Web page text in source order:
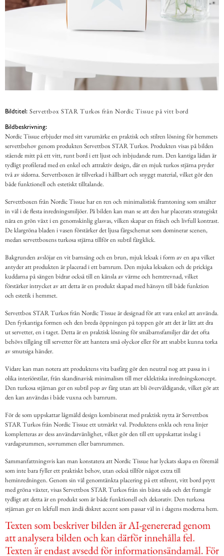
Bildtitel: Servettbox STAR Turkos från Nordic Tissue på vitt bord
Bildbeskrivning:
Nordic Tissue erbjuder med sitt varumärke en praktisk och stilren lösning för hemmets
servettbehov genom produkten Servettbox STAR Turkos. Produkten visas på bilden
stående mitt på ett vitt, runt bord i ett ljust och inbjudande rum. Den kantiga lådan är
tydligt profilerad med en enkel och attraktiv design, där en mjuk turkos stjärna pryder
två av sidorna. Servettboxen är tillverkad i hållbart och snyggt material, vilket gör den
både funktionell och estetiskt tilltalande.
Servettboxen från Nordic Tissue har en ren och minimalistisk framtoning som smälter
in väl i de flesta inredningsmiljöer. På bilden kan man se att den har placerats strategiskt
nära en grön växt i en genomskinlig glasvas, vilken skapar en fräsch och livfull kontrast.
De klargröna bladen i vasen förstärker det ljusa färgschemat som dominerar scenen,
medan servettboxens turkosa stjärna tillför en subtil färgklick.
Bakgrunden avslöjar en vit barnsäng och en brun, mjuk leksak i form av en apa vilket
antyder att produkten är placerad i ett barnrum. Den mjuka leksaken och de prickiga
kuddarna på sängen bidrar också till en känsla av värme och hemtrevnad, vilket
förstärker intrycket av att detta är en produkt skapad med hänsyn till både funktion
och estetik i hemmet.
Servettbox STAR Turkos från Nordic Tissue är designad för att vara enkel att använda.
Den fyrkantiga formen och den breda öppningen på toppen gör att det är lätt att dra
ut servetter, en i taget. Detta är en praktisk lösning för småbarnsfamiljer där det ofta
behövs tillgång till servetter för att hantera små olyckor eller för att snabbt kunna torka
av smutsiga händer.
Vidare kan man notera att produktens vita basfärg gör den neutral nog att passa in i
olika interiörstilar, från skandinavisk minimalism till mer eklektiska inredningskoncept.
Den turkosa stjärnan ger en subtil pop av färg utan att bli överväldigande, vilket gör att
den kan användas i både vuxna och barnrum.
För de som uppskattar lågmäld design kombinerat med praktisk nytta är Servettbox
STAR Turkos från Nordic Tissue ett utmärkt val. Produktens enkla och rena linjer
kompletteras av dess användarvänlighet, vilket gör den till ett uppskattat inslag i
vardagsrummen, sovrummen eller barnrummen.
Sammanfattningsvis kan man konstatera att Nordic Tissue har lyckats skapa en föremål
som inte bara fyller ett praktiskt behov, utan också tillför något extra till
heminredningen. Genom sin väl genomtänkta placering på ett stilrent, vitt bord prytt
med gröna växter, visas Servettbox STAR Turkos från sin bästa sida och det framgår
tydligt att detta är en produkt som är både funktionell och dekorativ. Den turkosa
stjärnan ger en lekfull men ändå diskret accent som passar väl in i dagens moderna hem.